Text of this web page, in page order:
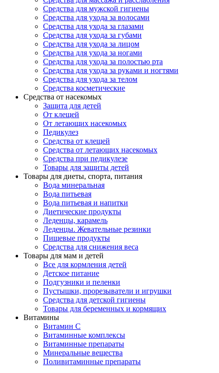
Средства для мужской гигиены
Средства для ухода за волосами
Средства для ухода за глазами
Средства для ухода за губами
Средства для ухода за лицом
Средства для ухода за ногами
Средства для ухода за полостью рта
Средства для ухода за руками и ногтями
Средства для ухода за телом
Средства косметические
Средства от насекомых
Защита для детей
От клещей
От летающих насекомых
Педикулез
Средства от клещей
Средства от летающих насекомых
Средства при педикулезе
Товары для защиты детей
Товары для диеты, спорта, питания
Вода минеральная
Вода питьевая
Вода питьевая и напитки
Диетические продукты
Леденцы, карамель
Леденцы. Жевательные резинки
Пищевые продукты
Средства для снижения веса
Товары для мам и детей
Все для кормления детей
Детское питание
Подгузники и пеленки
Пустышки, прорезыватели и игрушки
Средства для детской гигиены
Товары для беременных и кормящих
Витамины
Витамин С
Витаминные комплексы
Витаминные препараты
Минеральные вещества
Поливитаминные препараты